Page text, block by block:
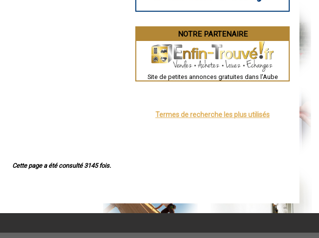
Cette page a été consulté 3145 fois.
NOTRE PARTENAIRE
Site de petites annonces gratuites dans l'Aube
Termes de recherche les plus utilisés